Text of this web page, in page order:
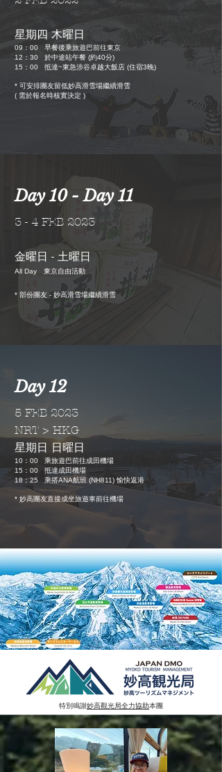
星期四 木曜日
09 ： 00 早餐後乘旅遊巴前往東京
12 ： 30 於中途站午餐 (約40分)
15 ： 00 抵達~東急涉谷卓越大飯店 (住宿3晚)
* 可安排團友留低妙高滑雪場繼續滑雪
( 需於報名時核實決定 )
Day 10 - Day 11
3 - 4 FEB 2023
金曜日 - 土曜日
All Day 東京自由活動
* 部份團友 - 妙高滑雪場繼續滑雪
Day 12
5 FEB 2023
NRT > HKG
星期日 日曜日
10：00 乘旅遊巴前往成田機場
15：00 抵達成田機場
18：25 乘搭ANA航班(NH811) 愉快返港
* 妙高團友直接成坐旅遊車前往機場
特別鳴謝妙高觀光局全力協助本團